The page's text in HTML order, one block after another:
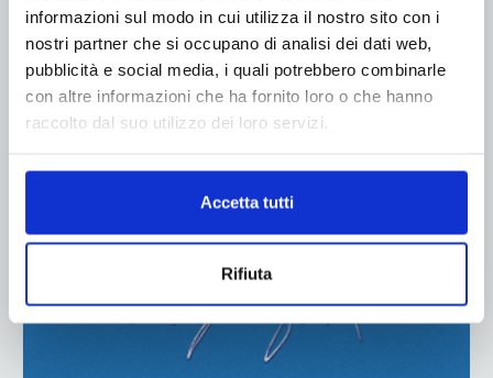
informazioni sul modo in cui utilizza il nostro sito con i
nostri partner che si occupano di analisi dei dati web,
pubblicità e social media, i quali potrebbero combinarle
con altre informazioni che ha fornito loro o che hanno
raccolto dal suo utilizzo dei loro servizi.
Accetta tutti
Rifiuta
ADV